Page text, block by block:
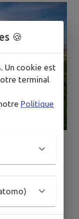
de
cyclos.fr
🍪
Un cookie est
terminal
Politique